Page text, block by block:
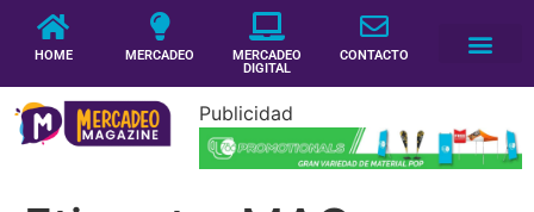
HOME MERCADEO
MERCADEO
DIGITAL
CONTACTO
Publicidad